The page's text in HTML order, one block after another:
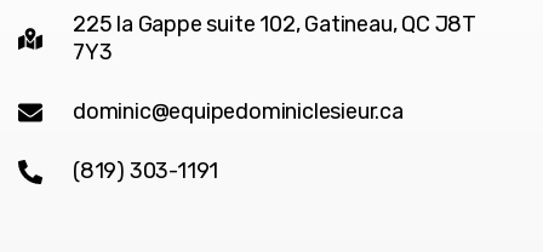
225 la Gappe suite 102, Gatineau, QC J8T
7Y3
dominic@equipedominiclesieur.ca
(819) 303-1191